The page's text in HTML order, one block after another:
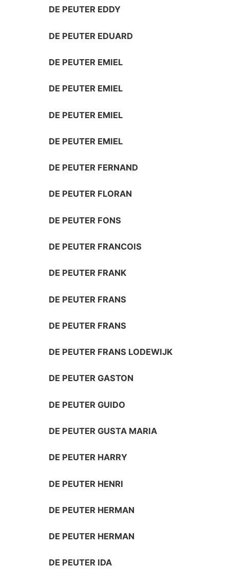
DE PEUTER EDDY
DE PEUTER EDUARD
DE PEUTER EMIEL
DE PEUTER EMIEL
DE PEUTER EMIEL
DE PEUTER EMIEL
DE PEUTER FERNAND
DE PEUTER FLORAN
DE PEUTER FONS
DE PEUTER FRANCOIS
DE PEUTER FRANK
DE PEUTER FRANS
DE PEUTER FRANS
DE PEUTER FRANS LODEWIJK
DE PEUTER GASTON
DE PEUTER GUIDO
DE PEUTER GUSTA MARIA
DE PEUTER HARRY
DE PEUTER HENRI
DE PEUTER HERMAN
DE PEUTER HERMAN
DE PEUTER IDA